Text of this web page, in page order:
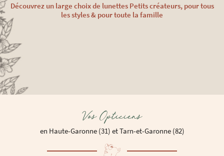
Adresse email de réception


Inscription
Découvrez un large choix de lunettes Petits créateurs, pour tous
les styles & pour toute la famille
Vos Opticiens
en Haute-Garonne (31) et Tarn-et-Garonne (82)